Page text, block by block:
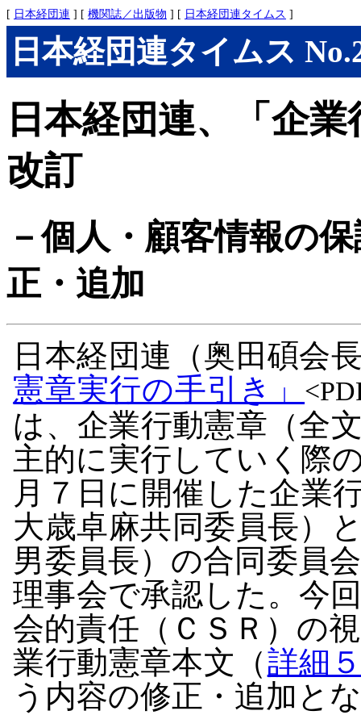
[ 日本経団連 ] [ 機関誌／出版物 ] [ 日本経団連タイムス ]
日本経団連タイムス
日本経団連、「企
改訂
－個人・顧客情報の
正・追加
日本経団連（奥田碩会
憲章実行の手引き」
は、企業行動憲章（全
主的に実行していく際
月７日に開催した企業
大歳卓麻共同委員長）
男委員長）の合同委員
理事会で承認した。今
会的責任（ＣＳＲ）の
業行動憲章本文（詳細
う内容の修正・追加と